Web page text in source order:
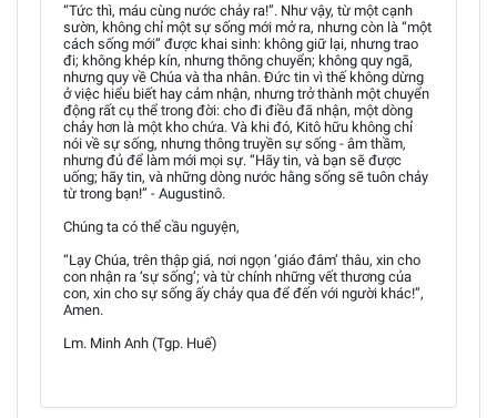
“Tức thì, máu cùng nước chảy ra!”. Như vậy, từ một cạnh
sườn, không chỉ một sự sống mới mở ra, nhưng còn là “một
cách sống mới” được khai sinh: không giữ lại, nhưng trao
đi; không khép kín, nhưng thông chuyển; không quy ngã,
nhưng quy về Chúa và tha nhân. Đức tin vì thế không dừng
ở việc hiểu biết hay cảm nhận, nhưng trở thành một chuyển
động rất cụ thể trong đời: cho đi điều đã nhận, một dòng
chảy hơn là một kho chứa. Và khi đó, Kitô hữu không chỉ
nói về sự sống, nhưng thông truyền sự sống - âm thầm,
nhưng đủ để làm mới mọi sự. “Hãy tin, và bạn sẽ được
uống; hãy tin, và những dòng nước hằng sống sẽ tuôn chảy
từ trong bạn!” - Augustinô.
Chúng ta có thể cầu nguyện,
“Lạy Chúa, trên thập giá, nơi ngọn ‘giáo đâm’ thâu, xin cho
con nhận ra ‘sự sống’; và từ chính những vết thương của
con, xin cho sự sống ấy chảy qua để đến với người khác!”,
Amen.
Lm. Minh Anh (Tgp. Huế)